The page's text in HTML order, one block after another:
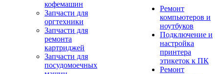
кофемашин
Запчасти для
оргтехники
Запчасти для
ремонта
картриджей
Запчасти для
посудомоечных
Ремонт
компьютеров и
ноутбуков
Подключение и
настройка
принтера
этикеток к ПК
Ремонт